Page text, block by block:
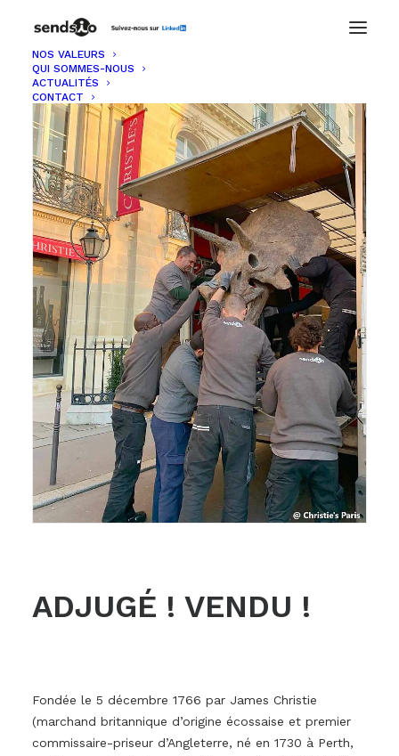
NOS VALEURS
QUI SOMMES-NOUS
ACTUALITÉS
CONTACT
ADJUGÉ ! VENDU !
Fondée le 5 décembre 1766 par James Christie
(marchand britannique d’origine écossaise et premier
commissaire-priseur d’Angleterre, né en 1730 à Perth,